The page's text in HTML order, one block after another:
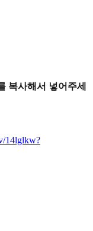
복사해서 넣어주세
14lglkw?